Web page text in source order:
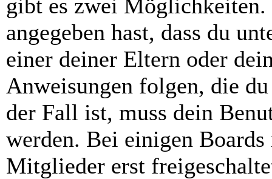
gibt es zwei
angegeben hast, dass du
einer deiner Eltern oder
Anweisungen folgen, die
der Fall ist, muss dein
werden. Bei einigen Boards
Mitglieder erst